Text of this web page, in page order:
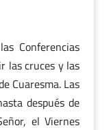
Conferencias
las cruces y las
Cuaresma. Las
después de
el Viernes